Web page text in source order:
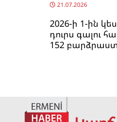
21.07.2026
2026-ի 1-ին
դուրս գալու
152